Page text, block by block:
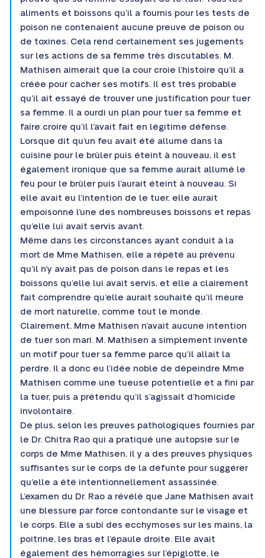
aliments et boissons qu’il a fournis pour les tests de
poison ne contenaient aucune preuve de poison ou
de toxines. Cela rend certainement ses jugements
sur les actions de sa femme très discutables. M.
Mathisen aimerait que la cour croie l’histoire qu’il a
créée pour cacher ses motifs. Il est très probable
qu’il ait essayé de trouver une justification pour tuer
sa femme. Il a ourdi un plan pour tuer sa femme et
faire croire qu’il l’avait fait en légitime défense.
Lorsque dit qu’un feu avait été allumé dans la
cuisine pour le brûler puis éteint à nouveau, il est
également ironique que sa femme aurait allumé le
feu pour le brûler puis l’aurait éteint à nouveau. Si
elle avait eu l’intention de le tuer, elle aurait
empoisonné l’une des nombreuses boissons et repas
qu’elle lui avait servis avant.
Même dans les circonstances ayant conduit à la
mort de Mme Mathisen, elle a répété au prévenu
qu’il n’y avait pas de poison dans le repas et les
boissons qu’elle lui avait servis, et elle a clairement
fait comprendre qu’elle aurait souhaité qu’il meure
de mort naturelle, comme tout le monde.
Clairement, Mme Mathisen n’avait aucune intention
de tuer son mari. M. Mathisen a simplement inventé
un motif pour tuer sa femme parce qu’il allait la
perdre. Il a donc eu l’idée noble de dépeindre Mme
Mathisen comme une tueuse potentielle et a fini par
la tuer, puis a prétendu qu’il s’agissait d’homicide
involontaire.
De plus, selon les preuves pathologiques fournies par
le Dr. Chitra Rao qui a pratiqué une autopsie sur le
corps de Mme Mathisen, il y a des preuves physiques
suffisantes sur le corps de la défunte pour suggérer
qu’elle a été intentionnellement assassinée.
L’examen du Dr. Rao a révélé que Jane Mathisen avait
une blessure par force contondante sur le visage et
le corps. Elle a subi des ecchymoses sur les mains, la
poitrine, les bras et l’épaule droite. Elle avait
également des hémorragies sur l’épiglotte, le